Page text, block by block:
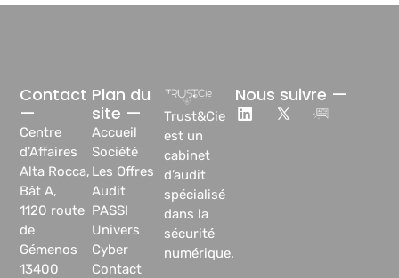
Trust&Cie
est un
cabinet
d’audit
spécialisé
dans la
sécurité
numérique.
Plan du
site —
Accueil
Société
Les Offres
Audit
PASSI
Univers
Cyber
Contact
Contact
—
Centre
d’Affaires
Alta Rocca,
Bât A,
1120 route
de
Gémenos
13400
Nous suivre —